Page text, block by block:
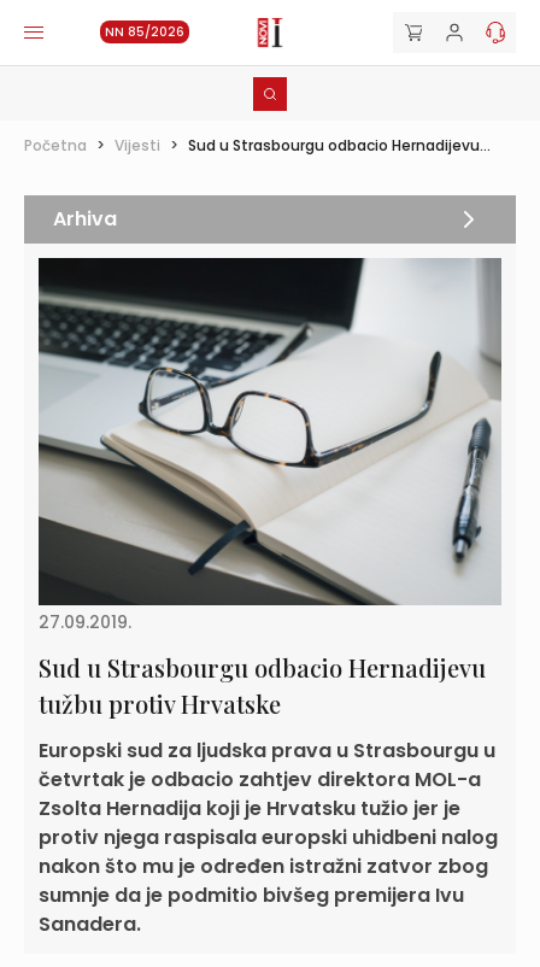
NN 85/2026
Početna > Vijesti > Sud u Strasbourgu odbacio Hernadijevu...
27.09.2019.
Sud u Strasbourgu odbacio Hernadijevu
tužbu protiv Hrvatske
Europski sud za ljudska prava u Strasbourgu u
četvrtak je odbacio zahtjev direktora MOL-a
Zsolta Hernadija koji je Hrvatsku tužio jer je
protiv njega raspisala europski uhidbeni nalog
nakon što mu je određen istražni zatvor zbog
sumnje da je podmitio bivšeg premijera Ivu
Sanadera.
Arhiva